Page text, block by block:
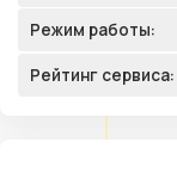
Режим работы:
Рейтинг сервиса: